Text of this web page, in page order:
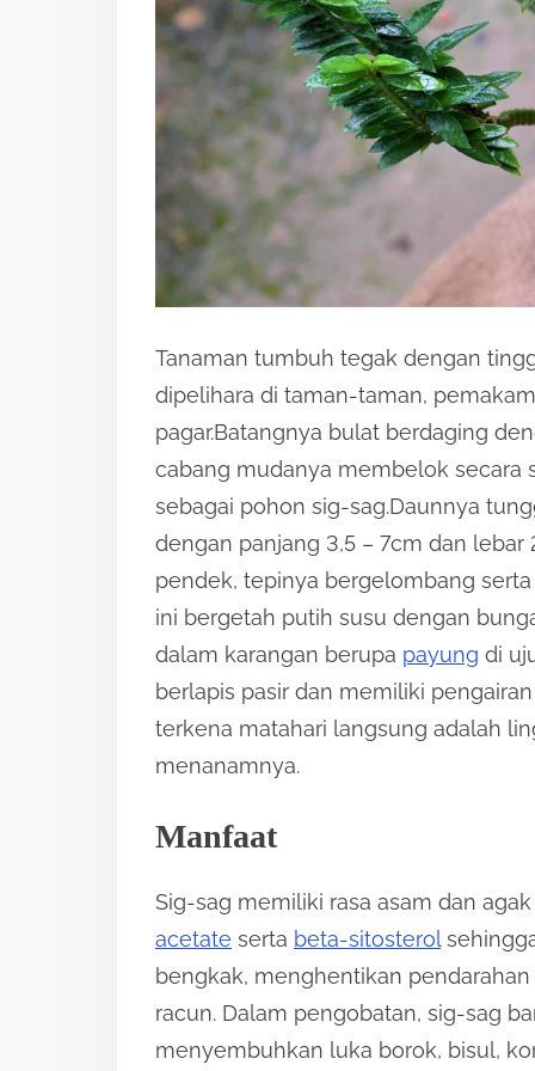
Tanaman tumbuh tegak dengan
dipelihara di taman-taman,
pagar.Batangnya bulat berdaging
cabang mudanya membelok secara
sebagai pohon sig-sag.Daunnya
dengan panjang 3,5 – 7cm dan
pendek, tepinya bergelombang
ini bergetah putih susu dengan
dalam karangan berupa payung di
berlapis pasir dan memiliki
terkena matahari langsung adalah
menanamnya.
Manfaat
Sig-sag memiliki rasa asam dan
acetate serta beta-sitosterol
bengkak, menghentikan pendarahan
racun. Dalam pengobatan, sig-sag
menyembuhkan luka borok, bisul,